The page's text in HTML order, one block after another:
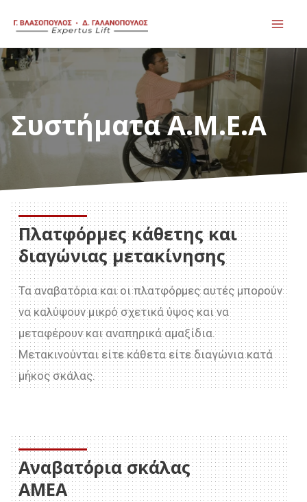
content
Συστήματα A.M.E.A
Πλατφόρμες κάθετης και
διαγώνιας μετακίνησης
Τα αναβατόρια και οι πλατφόρμες αυτές μπορούν
να καλύψουν μικρό σχετικά ύψος και να
μεταφέρουν και αναπηρικά αμαξίδια.
Μετακινούνται είτε κάθετα είτε διαγώνια κατά
μήκος σκάλας.
Αναβατόρια σκάλας
ΑΜΕΑ